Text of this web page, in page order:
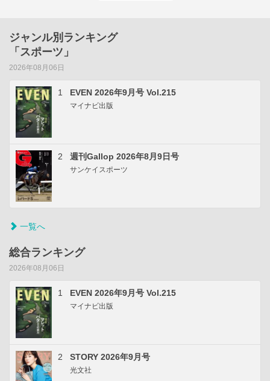
ジャンル別ランキング
「スポーツ」
2026年08月06日
1 EVEN 2026年9月号 Vol.215
マイナビ出版
2 週刊Gallop 2026年8月9日号
サンケイスポーツ
一覧へ
総合ランキング
2026年08月06日
1 EVEN 2026年9月号 Vol.215
マイナビ出版
2 STORY 2026年9月号
光文社